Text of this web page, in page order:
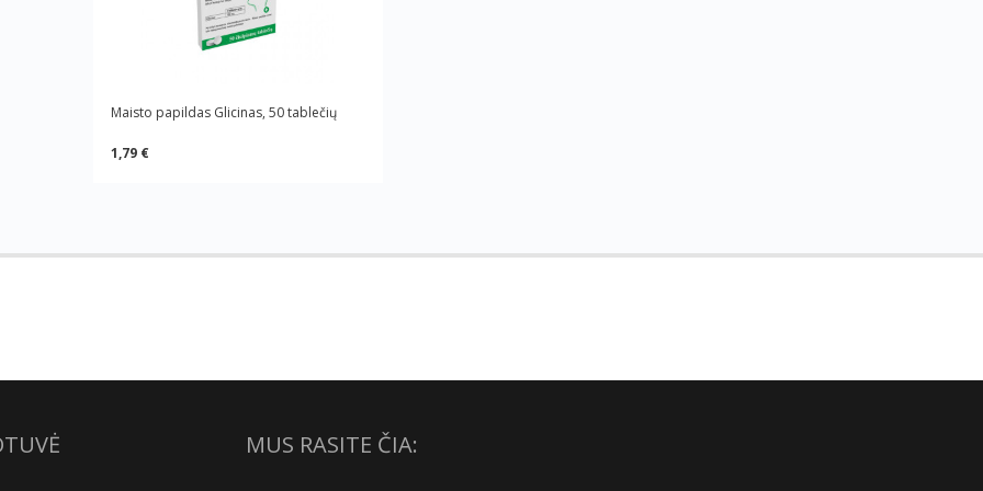
Maisto papildas Glicinas, 50 tablečių
1,79 €
MUS RASITE ČIA: